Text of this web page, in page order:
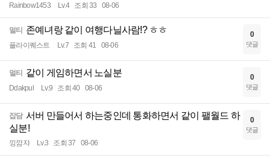
Rainbow1453 Lv.4 조회 33 08-06
멀티 존예녀랑 같이 여행다닐사람!? ㅎㅎ
플라이퀘스트 Lv.7 조회 41 08-06
0
댓글
멀티 같이 게임하면서 노실분
Ddakpul Lv.9 조회 40 08-06
0
댓글
잡담 서버 만들어서 하는중인데 통화하면서 같이 팰월드 하
실분!
낑깜쟈 Lv.3 조회 37 08-06
0
댓글